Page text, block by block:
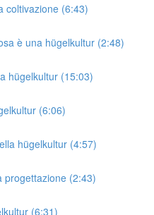
coltivazione (6:43)
è una hügelkultur (2:48)
hügelkultur (15:03)
(6:06)
hügelkultur (4:57)
progettazione (2:43)
(6:31)